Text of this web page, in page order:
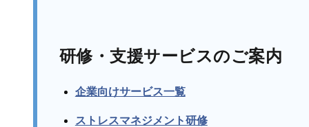
研修・支援サービスのご案内
企業向けサービス一覧
ストレスマネジメント研修